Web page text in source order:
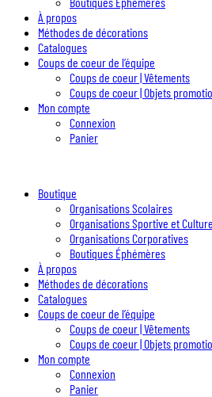
À propos
Méthodes de décorations
Catalogues
Coups de coeur de l’équipe
Coups de coeur | Vêtements
Coups de coeur | Objets
Mon compte
Connexion
Panier
Boutique
Organisations Scolaires
Organisations Sportive et
Organisations Corporatives
Boutiques Éphémères
À propos
Méthodes de décorations
Catalogues
Coups de coeur de l’équipe
Coups de coeur | Vêtements
Coups de coeur | Objets
Mon compte
Connexion
Panier